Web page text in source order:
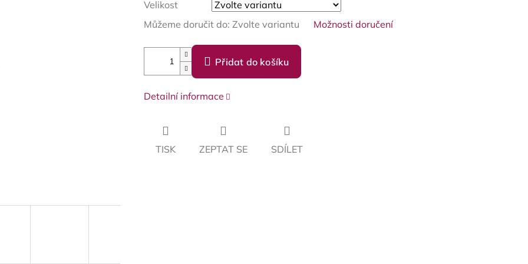
Velikost
Můžeme doručit do: Zvolte variantu Možnosti doručení
Přidat do košíku
Detailní informace
TISK ZEPTAT SE SDÍLET